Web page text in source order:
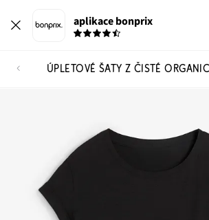
aplikace bonprix
ÚPLETOVÉ ŠATY Z ČISTÉ